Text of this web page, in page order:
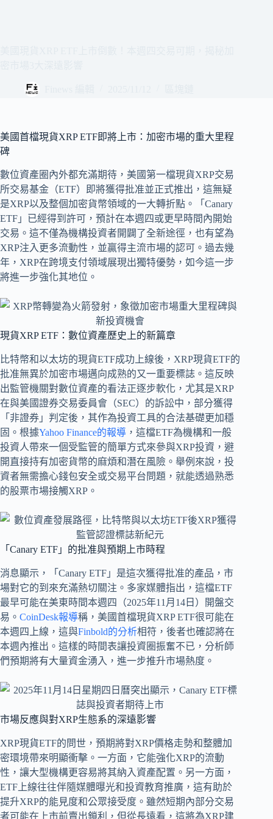
美國首檔現貨XRP ETF即將上市：加密市場的重大里程
碑
數位資產圈內外都充滿期待，美國第一檔現貨XRP交易
所交易基金（ETF）即將獲得批准並正式推出，這無疑
是XRP以及整個加密貨幣領域的一大轉折點。「Canary
ETF」已經得到許可，預計在本週四或更早時間內開始
交易。這不僅為機構投資者開闢了全新途徑，也有望為
XRP注入更多流動性，並贏得主流市場的認可。過去幾
年，XRP在跨境支付領域展現出獨特優勢，如今這一步
將進一步強化其地位。
現貨XRP ETF：數位資產歷史上的新篇章
比特幣和以太坊的現貨ETF成功上線後，XRP現貨ETF的
批准無異於加密市場邁向成熟的又一重要標誌。這反映
出監管機關對數位資產的看法正逐步軟化，尤其是XRP
在與美國證券交易委員會（SEC）的訴訟中，部分獲得
「非證券」判定後，其作為投資工具的合法基礎更加穩
固。根據Yahoo Finance的報導 ，這檔ETF為機構和一般
投資人帶來一個受監管的簡單方式來參與XRP投資，避
開直接持有加密貨幣的麻煩和潛在風險。舉例來說，投
資者無需擔心錢包安全或交易平台問題，就能透過熟悉
的股票市場接觸XRP。
「Canary ETF」的批准與預期上市時程
消息顯示，「Canary ETF」是這次獲得批准的產品，市
場對它的到來充滿熱切關注。多家媒體指出，這檔ETF
最早可能在美東時間本週四（2025年11月14日）開盤交
易。 CoinDesk報導稱，美國首檔現貨XRP ETF很可能在
本週四上線，這與Finbold的分析相符，後者也確認將在
本週內推出。這樣的時間表讓投資圈振奮不已，分析師
們預期將有大量資金湧入，進一步推升市場熱度。
市場反應與對XRP生態系的深遠影響
XRP現貨ETF的問世，預期將對XRP價格走勢和整體加
密環境帶來明顯衝擊。一方面，它能強化XRP的流動
性，讓大型機構更容易將其納入資產配置。另一方面，
ETF上線往往伴隨媒體曝光和投資教育推廣，這有助於
提升XRP的能見度和公眾接受度。雖然短期內部分交易
者可能在上市前賣出鎖利，但從長遠看，這將為XRP建